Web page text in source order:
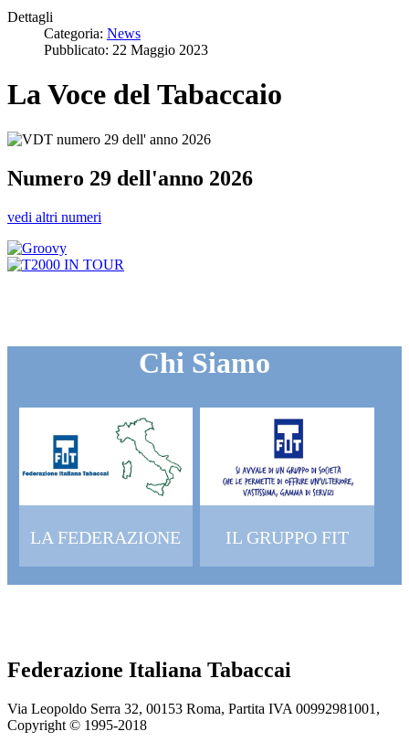
Dettagli
Categoria: News
Pubblicato: 22 Maggio 2023
La Voce del Tabaccaio
Numero 29 dell'anno 2026
vedi altri numeri
Chi Siamo
LA FEDERAZIONE IL GRUPPO FIT
Federazione Italiana Tabaccai
Via Leopoldo Serra 32, 00153 Roma, Partita IVA 00992981001,
Copyright © 1995-2018